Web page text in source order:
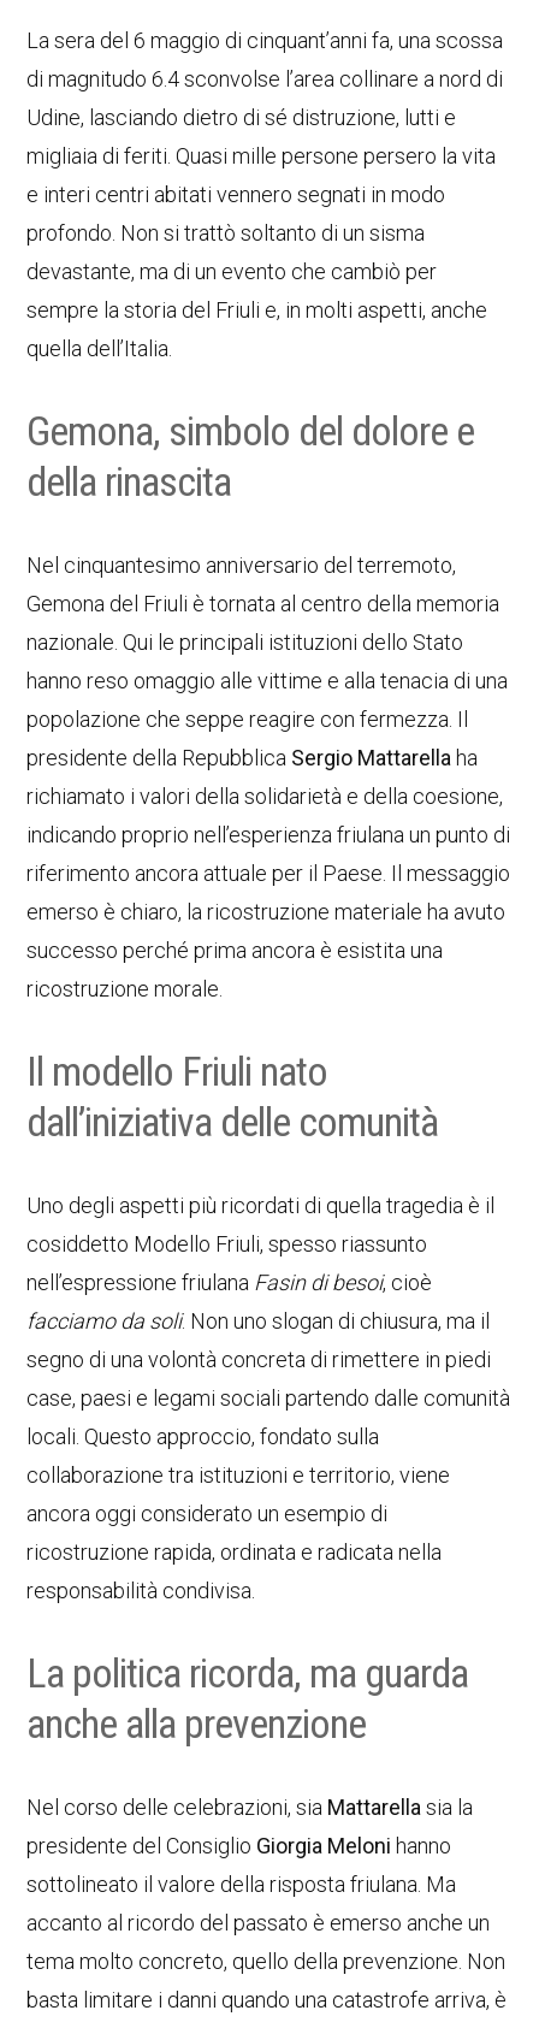
La sera del 6 maggio di cinquant’anni fa, una scossa
di magnitudo 6.4 sconvolse l’area collinare a nord di
Udine, lasciando dietro di sé distruzione, lutti e
migliaia di feriti. Quasi mille persone persero la vita
e interi centri abitati vennero segnati in modo
profondo. Non si trattò soltanto di un sisma
devastante, ma di un evento che cambiò per
sempre la storia del Friuli e, in molti aspetti, anche
quella dell’Italia.
Gemona, simbolo del dolore e
della rinascita
Nel cinquantesimo anniversario del terremoto,
Gemona del Friuli è tornata al centro della memoria
nazionale. Qui le principali istituzioni dello Stato
hanno reso omaggio alle vittime e alla tenacia di una
popolazione che seppe reagire con fermezza. Il
presidente della Repubblica Sergio Mattarella ha
richiamato i valori della solidarietà e della coesione,
indicando proprio nell’esperienza friulana un punto di
riferimento ancora attuale per il Paese. Il messaggio
emerso è chiaro, la ricostruzione materiale ha avuto
successo perché prima ancora è esistita una
ricostruzione morale.
Il modello Friuli nato
dall’iniziativa delle comunità
Uno degli aspetti più ricordati di quella tragedia è il
cosiddetto Modello Friuli, spesso riassunto
nell’espressione friulana Fasin di besoi, cioè
facciamo da soli. Non uno slogan di chiusura, ma il
segno di una volontà concreta di rimettere in piedi
case, paesi e legami sociali partendo dalle comunità
locali. Questo approccio, fondato sulla
collaborazione tra istituzioni e territorio, viene
ancora oggi considerato un esempio di
ricostruzione rapida, ordinata e radicata nella
responsabilità condivisa.
La politica ricorda, ma guarda
anche alla prevenzione
Nel corso delle celebrazioni, sia Mattarella sia la
presidente del Consiglio Giorgia Meloni hanno
sottolineato il valore della risposta friulana. Ma
accanto al ricordo del passato è emerso anche un
tema molto concreto, quello della prevenzione. Non
basta limitare i danni quando una catastrofe arriva, è